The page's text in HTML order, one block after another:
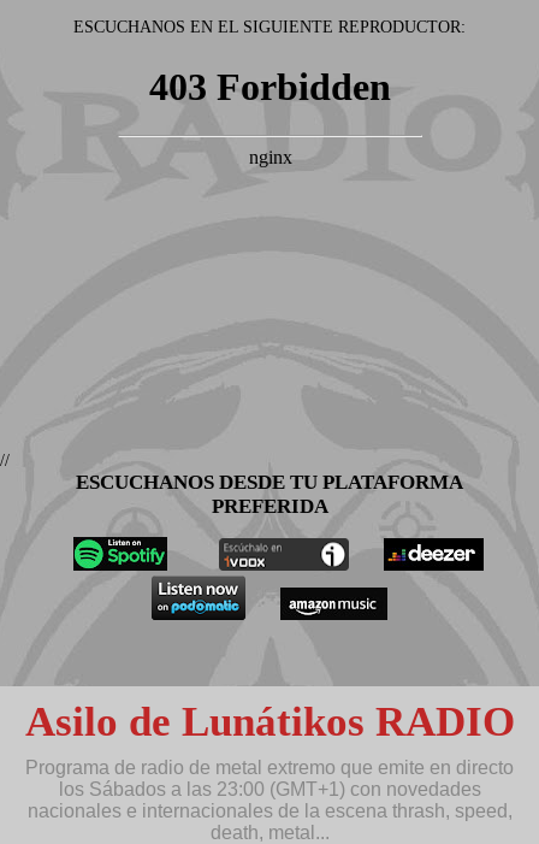
ESCUCHANOS EN EL SIGUIENTE REPRODUCTOR:
//
ESCUCHANOS DESDE TU PLATAFORMA
PREFERIDA
Asilo de Lunátikos RADIO
Programa de radio de metal extremo que emite en directo
los Sábados a las 23:00 (GMT+1) con novedades
nacionales e internacionales de la escena thrash, speed,
death, metal...